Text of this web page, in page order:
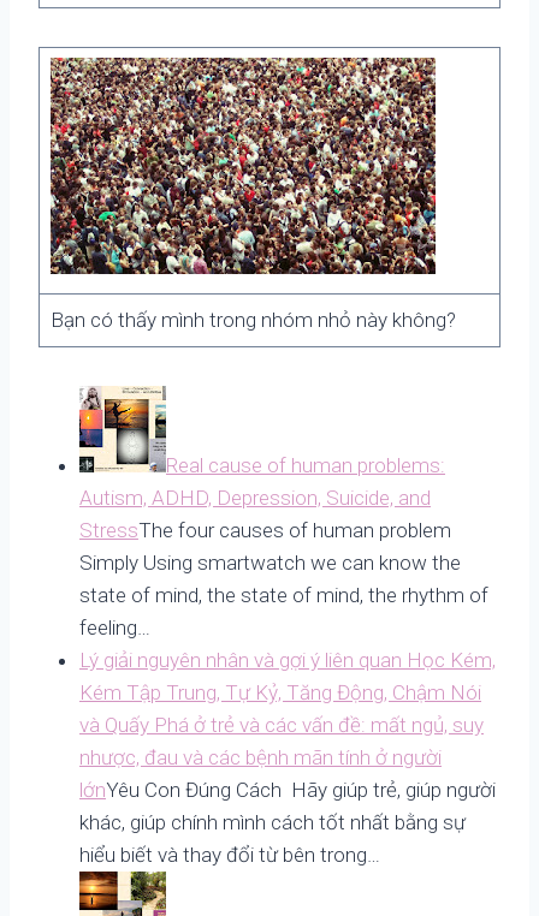
Bạn có thấy mình trong nhóm nhỏ này không?
Real cause of human problems:
Autism, ADHD, Depression, Suicide, and
StressThe four causes of human problem
Simply Using smartwatch we can know the
state of mind, the state of mind, the rhythm of
feeling…
Lý giải nguyên nhân và gợi ý liên quan Học Kém,
Kém Tập Trung, Tự Kỷ, Tăng Động, Chậm Nói
và Quấy Phá ở trẻ và các vấn đề: mất ngủ, suy
nhược, đau và các bệnh mãn tính ở người
lớnYêu Con Đúng Cách Hãy giúp trẻ, giúp người
khác, giúp chính mình cách tốt nhất bằng sự
hiểu biết và thay đổi từ bên trong…